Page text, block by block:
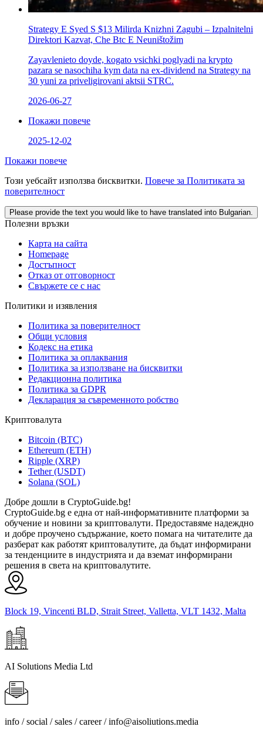
Strategy Е Syed S $13 Milirda Knizhni Zagubi – Izpalnitelni
Direktori Kazvat, Che Btc E Neuništožim
Zayavlenieto doyde, kogato vsichki poglyadi na krypto
pazara se nasochіha kym data na ex-dividend na Strategy na
30 yuni za priveligirovani aktsii STRC.
2026-06-27
Покажи повече
2025-12-02
Покажи повече
Този уебсайт използва бисквитки. Повече за Политиката за
поверителност
Please provide the text you would like to have translated into Bulgarian.
Полезни връзки
Карта на сайта
Homepage
Достъпност
Отказ от отговорност
Свържете се с нас
Политики и изявления
Политика за поверителност
Общи условия
Кодекс на етика
Политика за оплаквания
Политика за използване на бисквитки
Редакционна политика
Политика за GDPR
Декларация за съвременното робство
Криптовалута
Bitcoin (BTC)
Ethereum (ETH)
Ripple (XRP)
Tether (USDT)
Solana (SOL)
Добре дошли в CryptoGuide.bg!
CryptoGuide.bg е една от най-информативните платформи за
обучение и новини за криптовалути. Предоставяме надеждно
и добре проучено съдържание, което помага на читателите да
разберат как работят криптовалутите, да бъдат информирани
за тенденциите в индустрията и да вземат информирани
решения в света на криптовалутите.
Block 19, Vincenti BLD, Strait Street, Valletta, VLT 1432, Malta
AI Solutions Media Ltd
info / social / sales / career /info@aisoliutions.media